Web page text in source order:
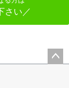
さい／